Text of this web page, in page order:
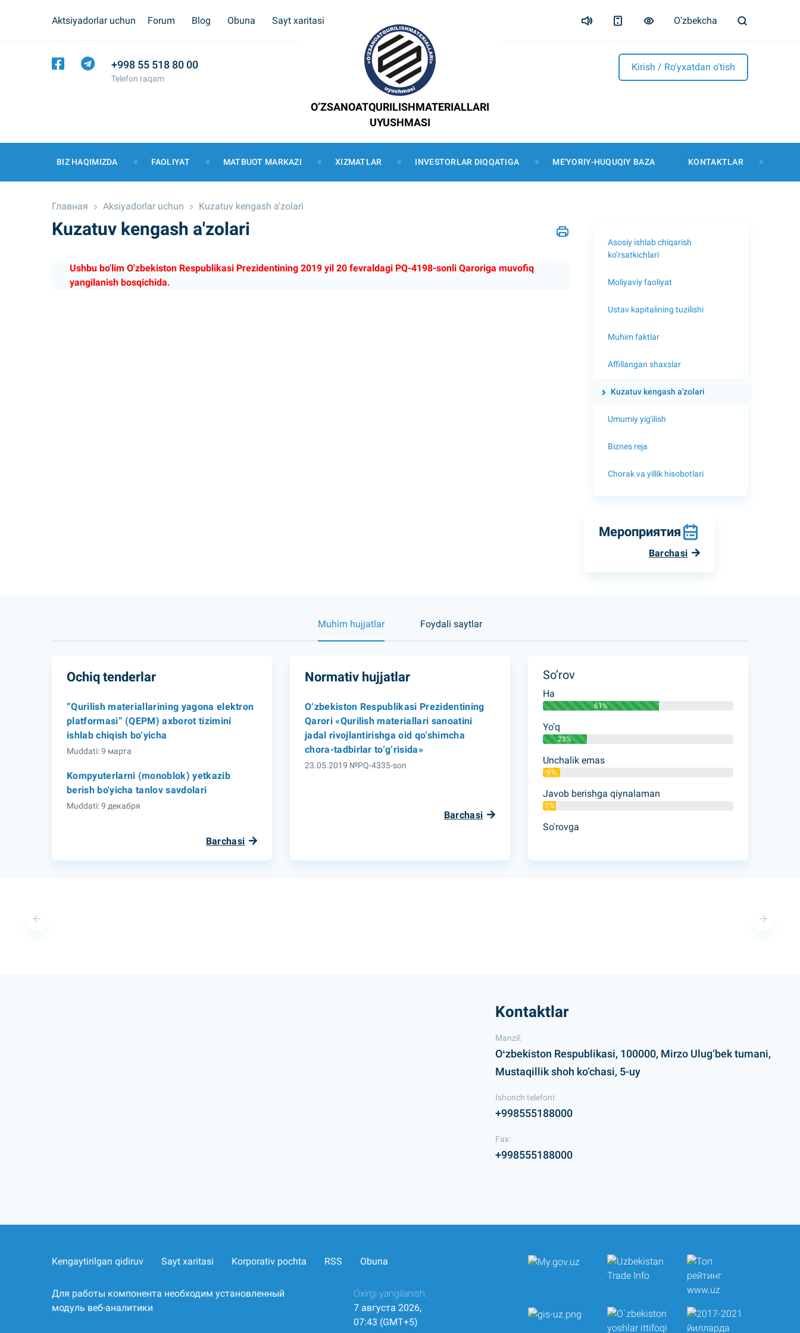
Aktsiyadorlar uchun Forum Blog Obuna Sayt xaritasi O’zbekcha
+998 55 518 80 00
Telefon raqam
Kirish / Ro'yxatdan o'tish
O’ZSANOATQURILISHMATERIALLARI
UYUSHMASI
BIZ HAQIMIZDA FAOLIYAT MATBUOT MARKAZI XIZMATLAR INVESTORLAR DIQQATIGA ME'YORIY-HUQUQIY BAZA KONTAKTLAR
Главная Aksiyadorlar uchun Kuzatuv kengash a'zolari
Kuzatuv kengash a'zolari
Ushbu bo'lim O'zbekiston Respublikasi Prezidentining 2019 yil 20 fevraldagi PQ-4198-sonli Qaroriga muvofiq
yangilanish bosqichida.
Asosiy ishlab chiqarish
ko’rsatkichlari
Moliyaviy faoliyat
Ustav kapitalining tuzilishi
Muhim faktlar
Affillangan shaxslar
Kuzatuv kengash a'zolari
Umumiy yig'ilish
Biznes reja
Chorak va yillik hisobotlari
Мероприятия
Barchasi
Muhim hujjatlar Foydali saytlar
Ochiq tenderlar
“Qurilish materiallarining yagona elektron
platformasi” (QEPM) axborot tizimini
ishlab chiqish bo‘yicha
Muddati: 9 марта
Kompyuterlarni (monoblok) yetkazib
berish bo'yicha tanlov savdolari
Muddati: 9 декабря
Barchasi
Normativ hujjatlar
O‘zbekiston Respublikasi Prezidentining
Qarori «Qurilish materiallari sanoatini
jadal rivojlantirishga oid qo‘shimcha
chora-tadbirlar to‘g‘risida»
23.05.2019 №PQ-4335-son
Barchasi
So’rov
Ha
61%
Yo’q
23%
Unchalik emas
9%
Javob berishga qiynalaman
7%
So'rovga
Kontaktlar
Manzil:
Oʻzbekiston Respublikasi, 100000, Mirzo Ulug‘bek tumani,
Mustaqillik shoh ko‘chasi, 5-uy
Ishonch telefoni:
+998555188000
Fax:
+998555188000
Kengaytirilgan qidiruv Sayt xaritasi Korporativ pochta RSS Obuna
Для работы компонента необходим установленный
модуль веб-аналитики
Oxirgi yangilanish:
7 августа 2026,
07:43 (GMT+5)